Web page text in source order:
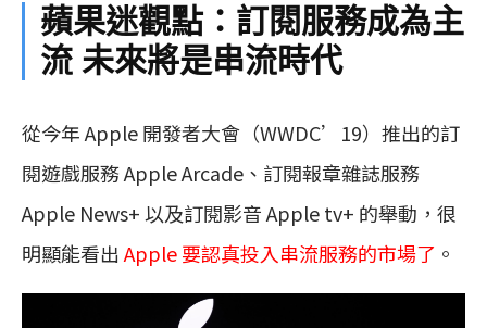
蘋果迷觀點：訂閱服務成為主
流 未來將是串流時代
從今年 Apple 開發者大會（WWDC’19）推出的訂
閱遊戲服務 Apple Arcade、訂閱報章雜誌服務
Apple News+ 以及訂閱影音 Apple tv+ 的舉動，很
明顯能看出Apple 要認真投入串流服務的市場了 。